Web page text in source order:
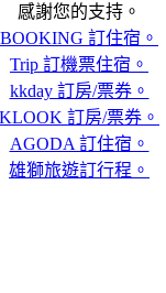
感謝您的支持。
BOOKING 訂住宿。
Trip 訂機票住宿。
kkday 訂房/票券。
KLOOK 訂房/票券。
AGODA 訂住宿。
雄獅旅遊訂行程。